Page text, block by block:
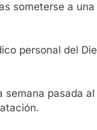
someterse a
personal del
pasada